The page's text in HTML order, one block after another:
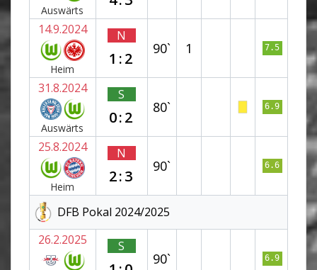
Auswärts
14.9.2024
Heim
N
1:2
90` 1 7.5
31.8.2024
Auswärts
S
0:2
80` 6.9
25.8.2024
Heim
N
2:3
90` 6.6
DFB Pokal 2024/2025
26.2.2025
S
90` 6.9